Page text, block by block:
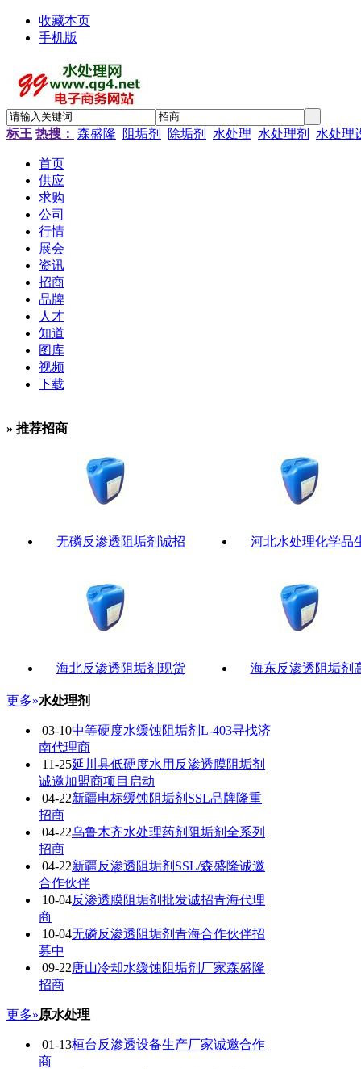
收藏本页
手机版
标王 热搜： 森盛隆 阻垢剂 除垢剂 水处理 水处理剂 水处理
首页
供应
求购
公司
行情
展会
资讯
招商
品牌
人才
知道
图库
视频
下载
» 推荐招商
无磷反渗透阻垢剂诚招 河北水处理化学品
海北反渗透阻垢剂现货 海东反渗透阻垢剂
更多»水处理剂
03-10中等硬度水缓蚀阻垢剂L-403寻找济
南代理商
11-25延川县低硬度水用反渗透膜阻垢剂
诚邀加盟商项目启动
04-22新疆电标缓蚀阻垢剂SSL品牌隆重
招商
04-22乌鲁木齐水处理药剂阻垢剂全系列
招商
04-22新疆反渗透阻垢剂SSL/森盛隆诚邀
合作伙伴
10-04反渗透膜阻垢剂批发诚招青海代理
商
10-04无磷反渗透阻垢剂青海合作伙伴招
募中
09-22唐山冷却水缓蚀阻垢剂厂家森盛隆
招商
更多»原水处理
01-13桓台反渗透设备生产厂家诚邀合作
商